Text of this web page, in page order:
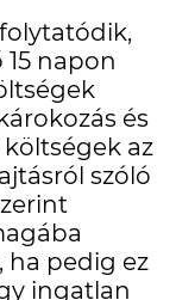
napon
és
az
szóló
ha pedig ez
ingatlan